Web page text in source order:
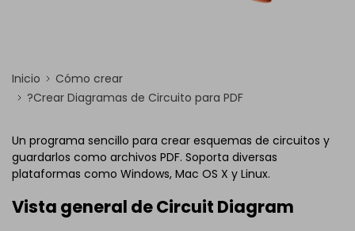
Inicio
Cómo crear
?Crear Diagramas de Circuito para PDF
Un programa sencillo para crear esquemas de circuitos y
guardarlos como archivos PDF. Soporta diversas
plataformas como Windows, Mac OS X y Linux.
Vista general de Circuit Diagram